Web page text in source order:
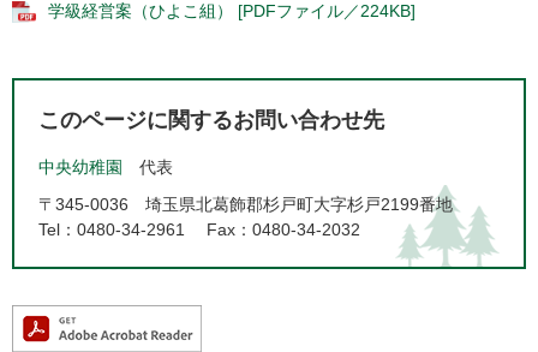
学級経営案（ひよこ組） [PDFファイル／224KB]
このページに関するお問い合わせ先
中央幼稚園
代表
〒345-0036
埼玉県北葛飾郡杉戸町大字杉戸2199番地
Tel：0480-34-2961
Fax：0480-34-2032